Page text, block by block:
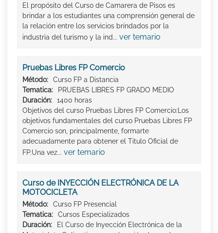
El propósito del Curso de Camarera de Pisos es
brindar a los estudiantes una comprensión general de
la relación entre los servicios brindados por la
industria del turismo y la ind... ver temario
Pruebas Libres FP Comercio
Método:
Curso FP a Distancia
Tematica:
PRUEBAS LIBRES FP GRADO MEDIO
Duración:
1400 horas
Objetivos del curso Pruebas Libres FP Comercio:Los
objetivos fundamentales del curso Pruebas Libres FP
Comercio son, principalmente, formarte
adecuadamente para obtener el Titulo Oficial de
FP.Una vez... ver temario
Curso de INYECCIÓN ELECTRÓNICA DE LA
MOTOCICLETA
Método:
Curso FP Presencial
Tematica:
Cursos Especializados
Duración:
El Curso de Inyección Electrónica de la